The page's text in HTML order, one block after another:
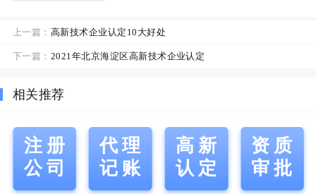
上一篇： 高新技术企业认定10大好处
下一篇： 2021年北京海淀区高新技术企业认定
相关推荐
注册
公司
代理
记账
高新
认定
资质
审批